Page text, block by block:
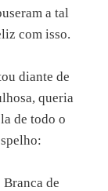
a tal
com isso.
diante de
queria
de todo o
de